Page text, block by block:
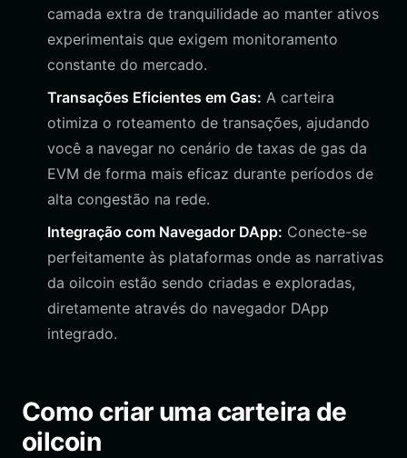
camada extra de tranquilidade ao manter ativos
experimentais que exigem monitoramento
constante do mercado.
Transações Eficientes em Gas: A carteira
otimiza o roteamento de transações, ajudando
você a navegar no cenário de taxas de gas da
EVM de forma mais eficaz durante períodos de
alta congestão na rede.
Integração com Navegador DApp: Conecte-se
perfeitamente às plataformas onde as narrativas
da oilcoin estão sendo criadas e exploradas,
diretamente através do navegador DApp
integrado.
Como criar uma carteira de
oilcoin